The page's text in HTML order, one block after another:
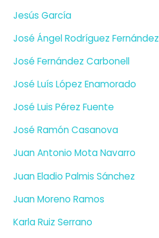
Jesús García
José Ángel Rodríguez Fernández
José Fernández Carbonell
José Luís López Enamorado
José Luis Pérez Fuente
José Ramón Casanova
Juan Antonio Mota Navarro
Juan Eladio Palmis Sánchez
Juan Moreno Ramos
Karla Ruiz Serrano